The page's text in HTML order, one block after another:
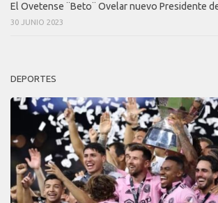
El Ovetense ¨Beto¨ Ovelar nuevo Presidente
30 JUNIO 2023
DEPORTES